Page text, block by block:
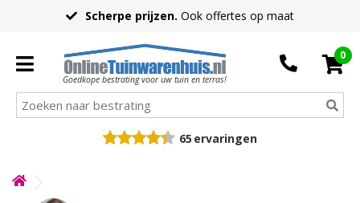
Scherpe prijzen. Ook offertes op maat
Goedkope bestrating voor uw tuin en terras!
0
65 ervaringen